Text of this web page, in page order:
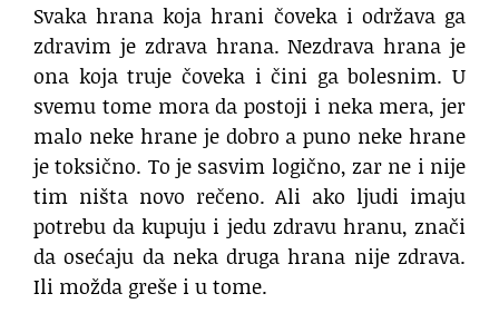
Svaka hrana koja hrani čoveka i održava ga
zdravim je zdrava hrana. Nezdrava hrana je
ona koja truje čoveka i čini ga bolesnim. U
svemu tome mora da postoji i neka mera, jer
malo neke hrane je dobro a puno neke hrane
je toksično. To je sasvim logično, zar ne i nije
tim ništa novo rečeno. Ali ako ljudi imaju
potrebu da kupuju i jedu zdravu hranu, znači
da osećaju da neka druga hrana nije zdrava.
Ili možda greše i u tome.